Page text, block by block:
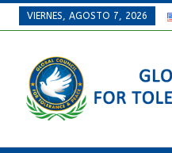
VIERNES, AGOSTO 7, 2026